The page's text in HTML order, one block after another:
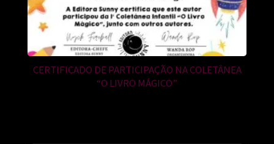
CERTIFICADO DE PARTICIPAÇÃO NA COLETÂNEA
“O LIVRO MÁGICO”